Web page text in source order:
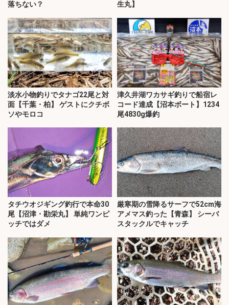
落ちない？
生丸】
淡水小物釣りでタナゴ22尾と対
面【千葉・柏】 ゲストにクチボ
ソやモロコ
津久井湖ワカサギ釣りで船宿レ
コード達成【沼本ボート】1234
尾4830g爆釣
タチウオジギング釣行で本命30
尾【沼津・勘栄丸】 単純ワンピ
ッチではダメ
厳寒期の雪降るサーフで52cm海
アメマス釣った【青森】 シーバ
スタックルでキャッチ